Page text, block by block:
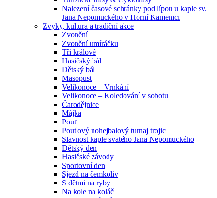
Nalezení časové schránky pod lípou u kaple sv.
Jana Nepomuckého v Horní Kamenici
Zvyky, kultura a tradiční akce
Zvonění
Zvonění umíráčku
Tři králové
Hasičský bál
Dětský bál
Masopust
Velikonoce – Vrnkání
Velikonoce – Koledování v sobotu
Čarodějnice
Májka
Pouť
Pouťový nohejbalový turnaj trojic
Slavnost kaple svatého Jana Nepomuckého
Dětský den
Hasičské závody
Sportovní den
Sjezd na čemkoliv
S dětmi na ryby
Na kole na koláč